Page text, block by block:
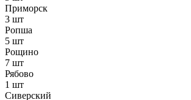
Приморск
3 шт
Ропша
5 шт
Рощино
7 шт
Рябово
1 шт
Сиверский